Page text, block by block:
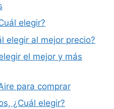
elegir?
elegir al mejor precio?
el mejor y más
para comprar
¿Cuál elegir?